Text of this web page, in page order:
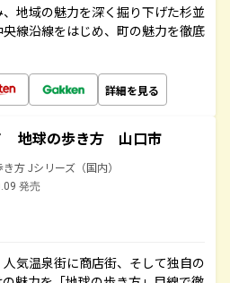
地域の魅力を深く掘り下げた杉並
線沿線をはじめ、町の魅力を徹底
詳細を見る
地球の歩き方 山口市
方 Jシリーズ（国内）
発売
気温泉街に商店街、そして独自の